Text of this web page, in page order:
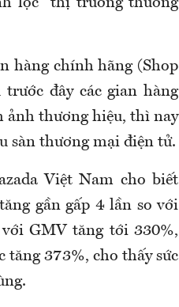
lọc" thị trường thương
hàng chính hãng (Shop
đây các gian hàng
ảnh thương hiệu, thì nay
sàn thương mại điện tử.
Việt Nam cho biết
gần gấp 4 lần so với
GMV tăng tới 330%,
tăng 373%, cho thấy sức